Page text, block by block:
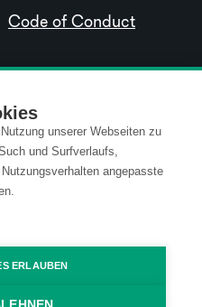
unserer Webseiten zu
und Surfverlaufs,
angepasste
ERLAUBEN
Code of Conduct